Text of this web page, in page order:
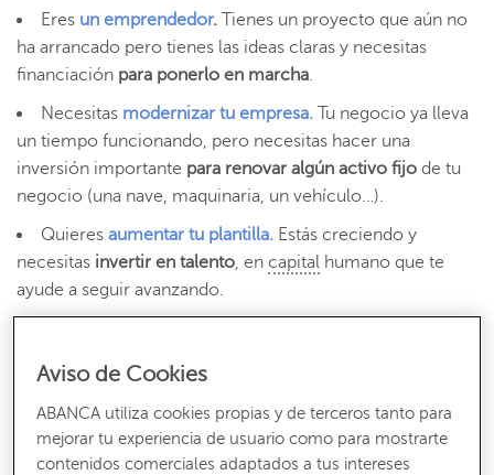
Eres un emprendedor. Tienes un proyecto que aún no
ha arrancado pero tienes las ideas claras y necesitas
financiación para ponerlo en marcha.
Necesitas modernizar tu empresa. Tu negocio ya lleva
un tiempo funcionando, pero necesitas hacer una
inversión importante para renovar algún activo fijo de tu
negocio (una nave, maquinaria, un vehículo…).
Quieres aumentar tu plantilla. Estás creciendo y
necesitas invertir en talento, en capital humano que te
ayude a seguir avanzando.
eficiente, más rentable y más responsable.
Si tu empresa trabaja en Galicia o eres un emprendedor
gallego y estás en alguno de estos supuestos, has de saber
Aviso de Cookies
ABANCA utiliza cookies propias y de terceros tanto para
mejorar tu experiencia de usuario como para mostrarte
contenidos comerciales adaptados a tus intereses